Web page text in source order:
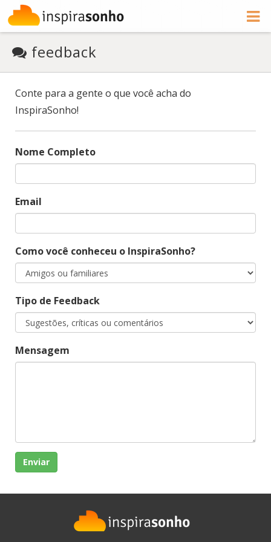
feedback
Conte para a gente o que você acha do
InspiraSonho!
Nome Completo
Email
Como você conheceu o InspiraSonho?
Tipo de Feedback
Mensagem
Enviar